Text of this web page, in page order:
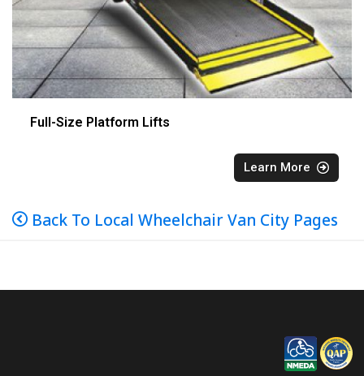
Full-Size Platform Lifts
Learn More
Back To Local Wheelchair Van City Pages